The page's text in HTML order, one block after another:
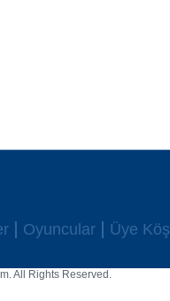
Oyuncular Üye
All Rights Reserved.